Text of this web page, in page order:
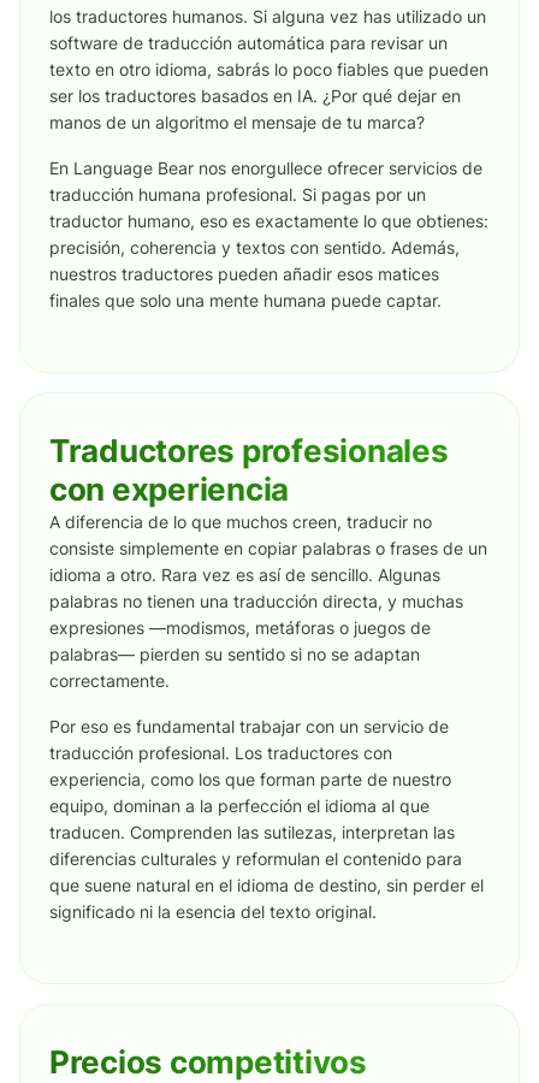
los traductores humanos. Si alguna vez has utilizado un
software de traducción automática para revisar un
texto en otro idioma, sabrás lo poco fiables que pueden
ser los traductores basados en IA. ¿Por qué dejar en
manos de un algoritmo el mensaje de tu marca?
En Language Bear nos enorgullece ofrecer servicios de
traducción humana profesional. Si pagas por un
traductor humano, eso es exactamente lo que obtienes:
precisión, coherencia y textos con sentido. Además,
nuestros traductores pueden añadir esos matices
finales que solo una mente humana puede captar.
Traductores profesionales
con experiencia
A diferencia de lo que muchos creen, traducir no
consiste simplemente en copiar palabras o frases de un
idioma a otro. Rara vez es así de sencillo. Algunas
palabras no tienen una traducción directa, y muchas
expresiones —modismos, metáforas o juegos de
palabras— pierden su sentido si no se adaptan
correctamente.
Por eso es fundamental trabajar con un servicio de
traducción profesional. Los traductores con
experiencia, como los que forman parte de nuestro
equipo, dominan a la perfección el idioma al que
traducen. Comprenden las sutilezas, interpretan las
diferencias culturales y reformulan el contenido para
que suene natural en el idioma de destino, sin perder el
significado ni la esencia del texto original.
Precios competitivos